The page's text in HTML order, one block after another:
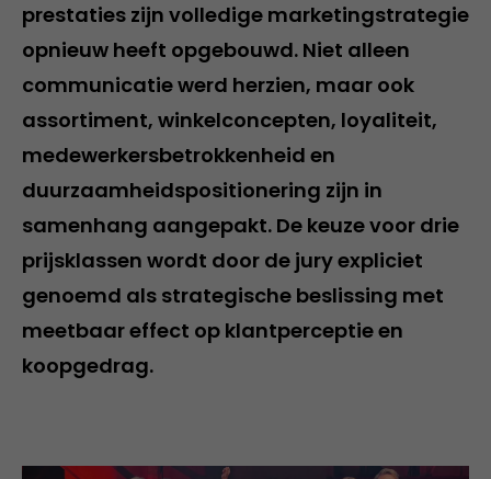
prestaties zijn volledige marketingstrategie
opnieuw heeft opgebouwd. Niet alleen
communicatie werd herzien, maar ook
assortiment, winkelconcepten, loyaliteit,
medewerkersbetrokkenheid en
duurzaamheidspositionering zijn in
samenhang aangepakt. De keuze voor drie
prijsklassen wordt door de jury expliciet
genoemd als strategische beslissing met
meetbaar effect op klantperceptie en
koopgedrag.